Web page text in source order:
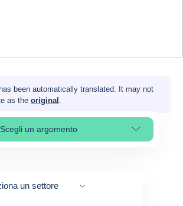
been automatically translated. It may not
as the original .
Scegli un argomento
Select page section
un settore